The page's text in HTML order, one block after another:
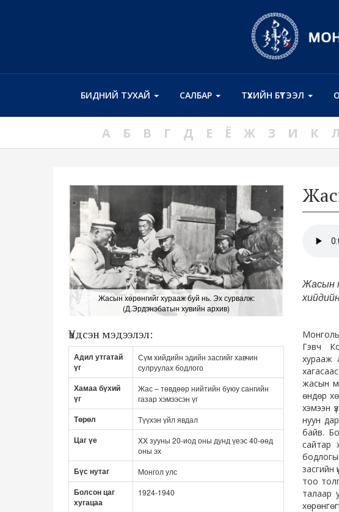
БИДНИЙ ТУХАЙ САЛБАР ТҮҮХИЙН БҮТЭЭЛ
А Б В Г Д Е Ё Ж З И К Л
Жасын хөрөнгийг хурааж буй нь. Эх сурвалж:
(Д.Эрдэнэбатын хувийн архив)
Үндсэн мэдээлэл:
Адил утгатай
үг
Сүм хийдийн эдийн засгийг хавчин
сулруулах бодлого
Хамаа бүхий
үг
Жас – төвдөөр нийтийн буюу сангийн
газар хэмээсэн үг
Төрөл Түүхэн үйл явдал
Цаг үе
XX зууны 20-иод оны дунд үеэс 40-өөд
оны эх
Бүс нутаг Монгол улс
Болсон цаг
хугацаа
1924-1940
Жасын
Гэвч
хурааж
жасын
өндөр
хэмээн
нуун
байв.
сайтар
засгийн
тоо
талаар